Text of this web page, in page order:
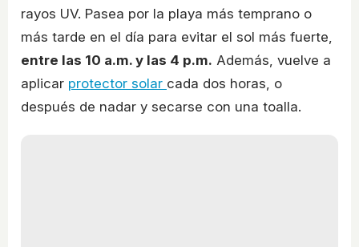
rayos UV. Pasea por la playa más temprano o
más tarde en el día para evitar el sol más fuerte,
entre las 10 a.m. y las 4 p.m. Además, vuelve a
aplicar protector solar cada dos horas, o
después de nadar y secarse con una toalla.